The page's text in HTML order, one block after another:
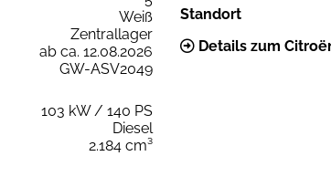
Weiß
Zentrallager
ab ca. 12.08.2026
GW-ASV2049
103 kW / 140 PS
Diesel
2.184 cm³
Standort
Details zum